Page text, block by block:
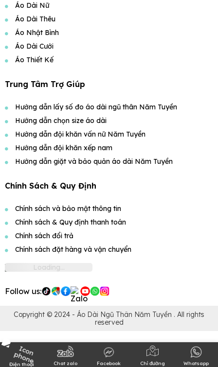
Áo Dài Nữ
Áo Dài Thêu
Áo Nhật Bình
Áo Dài Cưới
Áo Thiết Kế
Trung Tâm Trợ Giúp
Hướng dẫn lấy số đo áo dài ngũ thân Năm Tuyền
Hướng dẫn chọn size áo dài
Hướng dẫn đội khăn vấn nữ Năm Tuyền
Hướng dẫn đội khăn xếp nam
Hướng dẫn giặt và bảo quản áo dài Năm Tuyền
Chính Sách & Quy Định
Chính sách và bảo mật thông tin
Chính sách & Quy định thanh toán
Chính sách đổi trả
Chính sách đặt hàng và vận chuyển
Follow us:
Copyright © 2024 - Áo Dài Ngũ Thân Năm Tuyền . All rights
reserved
Điện thoại Chat zalo Facebook Chỉ đường Whatsapp